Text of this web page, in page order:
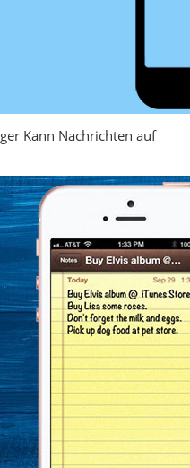
Kann Nachrichten auf